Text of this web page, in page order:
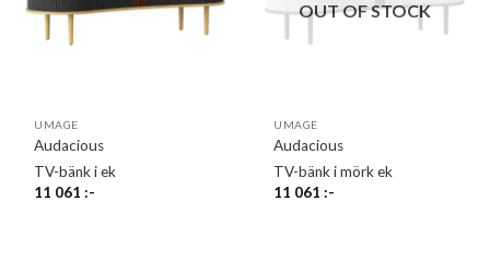
UMAGE
Audacious
TV-bänk i ek
11 061:-
OUT OF STOCK
UMAGE
Audacious
TV-bänk i mörk ek
11 061:-